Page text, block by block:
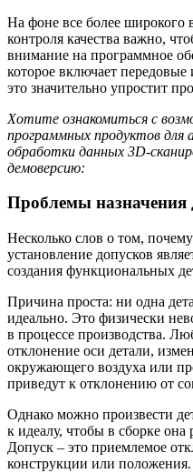
На фоне все более широкого
контроля качества важно,
внимание на программное
которое включает
это значительно упростит
Хотите ознакомиться с
программных продуктов для
обработки данных
демоверсию:
Проблемы назначения
Несколько слов о том,
установление допусков
создания функциональных
Причина проста: ни одна
идеально. Это физически
в процессе производства.
отклонение оси детали,
окружающего воздуха или
приведут к отклонению от
Однако можно произвести
к идеалу, чтобы в сборке она
Допуск – это приемлемое
конструкции или положения.